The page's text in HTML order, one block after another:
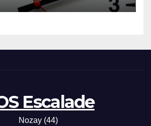
Escalade
Nozay (44)